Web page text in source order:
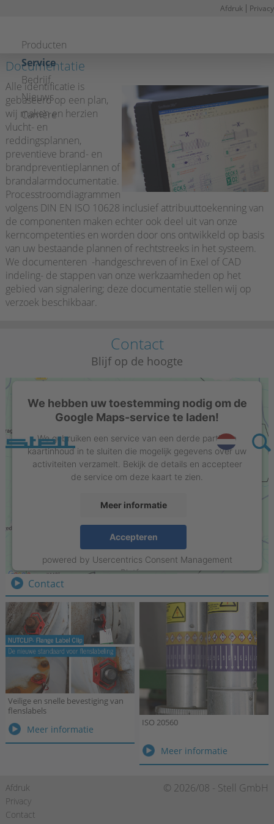
Navigatie overslaan
Producten
Service
Bedrijf
Nieuws
Carrière
Stell NL
Afdruk Privacy
Documentatie
Alle identificatie is
gebaseerd op een plan,
wij maken en herzien
vlucht- en
reddingsplannen,
preventieve brand- en
brandpreventieplannen of
brandalarmdocumentatie.
Processtroomdiagrammen
volgens DIN EN ISO 10628 inclusief attribuuttoekenning van
de componenten maken echter ook deel uit van onze
kerncompetenties en worden door ons ontwikkeld op basis
van uw bestaande plannen of rechtstreeks in het systeem.
We documenteren -handgeschreven of in Exel of CAD
indeling- de stappen van onze werkzaamheden op het
gebied van signalering; deze documentatie stellen wij op
verzoek beschikbaar.
Contact
Blijf op de hoogte
We hebben uw toestemming nodig om de
Google Maps-service te laden!
We gebruiken een service van een derde partij om
kaartinhoud in te sluiten die mogelijk gegevens over uw
activiteiten verzamelt. Bekijk de details en accepteer
de service om deze kaart te zien.
Meer informatie
Accepteren
powered by Usercentrics Consent Management
Platform
Stell Sign-Projects B.V.
Weurden 78 · 7101 NL Winterswijk
+31 315 215550
Contact
Veilige en snelle bevestiging van
flenslabels
Meer informatie
en
bevestiging
ISO 20560
Meer informatie
20560
Navigatie
overslaan
Afdruk
Privacy
Contact
© 2026/08 - Stell GmbH